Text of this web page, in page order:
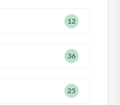
12
36
25